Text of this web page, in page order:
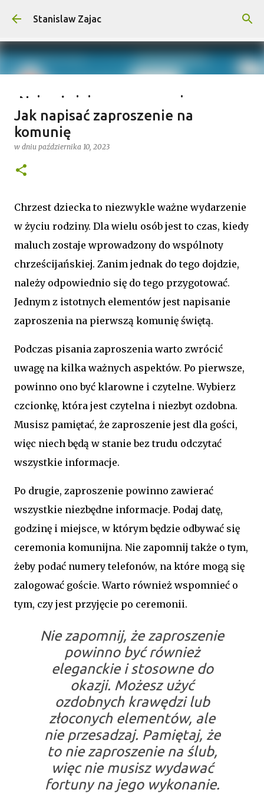
Przejdź do głównej zawartości
Stanislaw Zajac
Najważniejsze wymagania na
wyprawy outdoorowe – co musisz
wiedzieć?
w dniulipca 04, 2025
Jak napisać zaproszenie na
komunię
w dniu października 10, 2023
Chrzest dziecka to niezwykle ważne wydarzenie
w życiu rodziny. Dla wielu osób jest to czas, kiedy
maluch zostaje wprowadzony do wspólnoty
chrześcijańskiej. Zanim jednak do tego dojdzie,
należy odpowiednio się do tego przygotować.
Jednym z istotnych elementów jest napisanie
zaproszenia na pierwszą komunię świętą.
Podczas pisania zaproszenia warto zwrócić
uwagę na kilka ważnych aspektów. Po pierwsze,
powinno ono być klarowne i czytelne. Wybierz
czcionkę, która jest czytelna i niezbyt ozdobna.
Musisz pamiętać, że zaproszenie jest dla gości,
więc niech będą w stanie bez trudu odczytać
wszystkie informacje.
Po drugie, zaproszenie powinno zawierać
wszystkie niezbędne informacje. Podaj datę,
godzinę i miejsce, w którym będzie odbywać się
ceremonia komunijna. Nie zapomnij także o tym,
żeby podać numery telefonów, na które mogą się
zalogować goście. Warto również wspomnieć o
tym, czy jest przyjęcie po ceremonii.
Nie zapomnij, że zaproszenie
powinno być również
eleganckie i stosowne do
okazji. Możesz użyć
ozdobnych krawędzi lub
złoconych elementów, ale
nie przesadzaj. Pamiętaj, że
to nie zaproszenie na ślub,
więc nie musisz wydawać
fortuny na jego wykonanie.